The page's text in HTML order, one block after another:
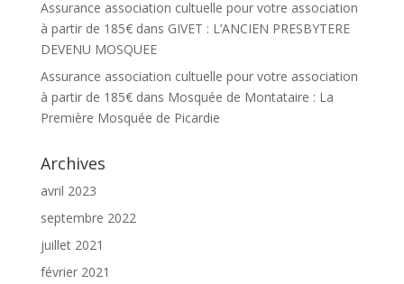
Assurance association cultuelle pour votre association
à partir de 185€dans GIVET : L’ANCIEN PRESBYTERE
DEVENU MOSQUEE
Assurance association cultuelle pour votre association
à partir de 185€dans Mosquée de Montataire : La
Première Mosquée de Picardie
Archives
avril 2023
septembre 2022
juillet 2021
février 2021